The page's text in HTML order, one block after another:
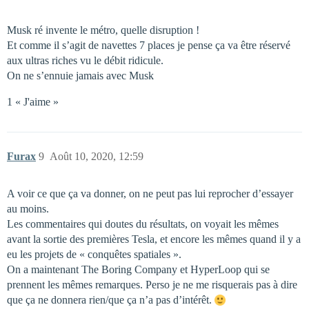
Musk ré invente le métro, quelle disruption !
Et comme il s’agit de navettes 7 places je pense ça va être réservé
aux ultras riches vu le débit ridicule.
On ne s’ennuie jamais avec Musk
1 « J'aime »
Furax Août 10, 2020, 12:59
9
A voir ce que ça va donner, on ne peut pas lui reprocher d’essayer
au moins.
Les commentaires qui doutes du résultats, on voyait les mêmes
avant la sortie des premières Tesla, et encore les mêmes quand il y a
eu les projets de « conquêtes spatiales ».
On a maintenant The Boring Company et HyperLoop qui se
prennent les mêmes remarques. Perso je ne me risquerais pas à dire
que ça ne donnera rien/que ça n’a pas d’intérêt.